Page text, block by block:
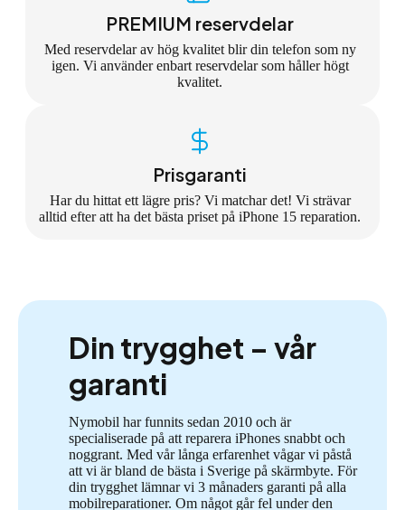
PREMIUM reservdelar
Med reservdelar av hög kvalitet blir din telefon som ny
igen. Vi använder enbart reservdelar som håller högt
kvalitet.
Prisgaranti
Har du hittat ett lägre pris? Vi matchar det! Vi strävar
alltid efter att ha det bästa priset på iPhone 15 reparation.
Din trygghet – vår
garanti
Nymobil har funnits sedan 2010 och är
specialiserade på att reparera iPhones snabbt och
noggrant. Med vår långa erfarenhet vågar vi påstå
att vi är bland de bästa i Sverige på skärmbyte. För
din trygghet lämnar vi 3 månaders garanti på alla
mobilreparationer. Om något går fel under den